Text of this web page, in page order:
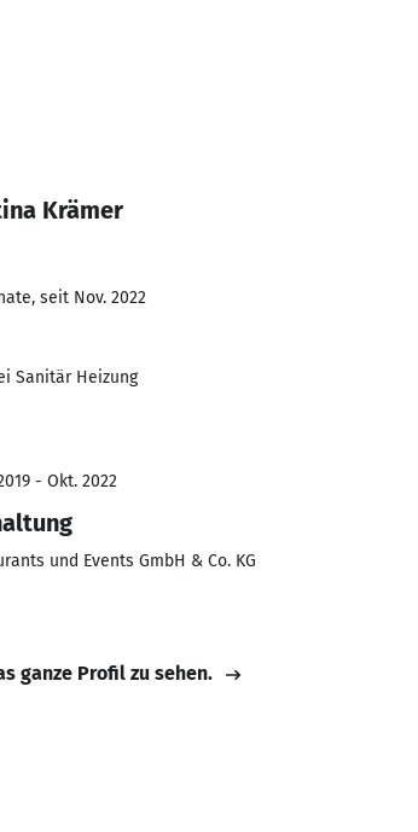
Krämer
seit Nov. 2022
Sanitär Heizung
- Okt. 2022
und Events GmbH & Co. KG
ganze Profil zu sehen.